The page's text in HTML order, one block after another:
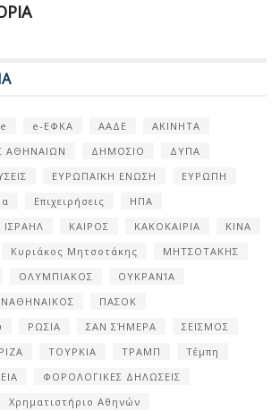
e-ΕΦΚΑ ΑΑΔΕ
ΑΚΙΝΗΤΑ
ΑΘΗΝΑΙΩΝ ΔΗΜΟΣΙΟ
ΔΥΠΑ
ΕΥΡΩΠΑΪΚΗ ΕΝΩΣΗ
ΕΥΡΩΠΗ
Επιχειρήσεις
ΗΠΑ
ΙΣΡΑΗΛ ΚΑΙΡΟΣ ΚΑΚΟΚΑΙΡΙΑ
ΚΙΝΑ
Κυριάκος Μητσοτάκης
ΜΗΤΣΟΤΑΚΗΣ
ΟΛΥΜΠΙΑΚΟΣ
ΟΥΚΡΑΝΊΑ
ΠΑΣΟΚ
ΡΩΣΙΑ ΣΑΝ ΣΉΜΕΡΑ
ΣΕΙΣΜΟΣ
ΤΟΥΡΚΙΑ ΤΡΑΜΠ
Τέμπη
ΦΟΡΟΛΟΓΙΚΕΣ ΔΗΛΩΣΕΙΣ
Χρηματιστήριο Αθηνών